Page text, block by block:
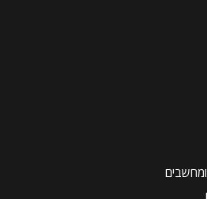
ומחשבים